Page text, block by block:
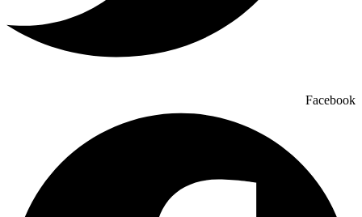
Facebook